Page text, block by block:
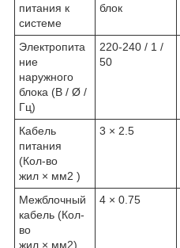
питания к
системе
блок
Электропита
ние
наружного
блока (В / Ø /
Гц)
220-240 / 1 /
50
Кабель
питания
(Кол-во
жил × мм2 )
3 × 2.5
Межблочный
кабель (Кол-
во
жил × мм2)
4 × 0.75